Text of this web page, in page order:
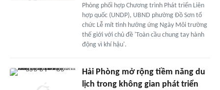
Phòng phối hợp Chương trình Phát triển Liên
hợp quốc (UNDP), UBND phường Đồ Sơn tổ
chức Lễ mít tinh hưởng ứng Ngày Môi trường
thế giới với chủ đề 'Toàn cầu chung tay hành
động vì khí hậu'.
Hải Phòng mở rộng tiềm năng du
lịch trong không gian phát triển